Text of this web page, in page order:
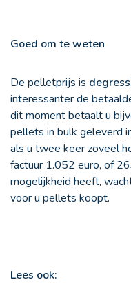
Goed om te weten
De pelletprijs is
interessanter de
dit moment betaalt u
pellets in bulk geleverd
als u twee keer zoveel
factuur 1.052 euro, of
mogelijkheid heeft,
voor u pellets koopt.
Lees ook: